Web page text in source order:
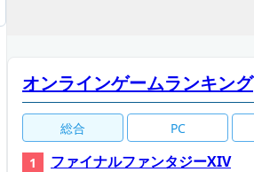
オンラインゲームランキング
総合 PC
ファイナルファンタジーXIV